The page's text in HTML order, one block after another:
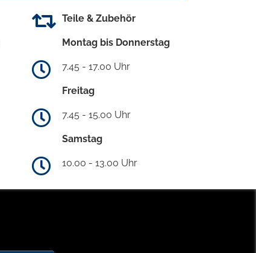
Teile & Zubehör
Montag bis Donnerstag
7.45 - 17.00 Uhr
Freitag
7.45 - 15.00 Uhr
Samstag
10.00 - 13.00 Uhr